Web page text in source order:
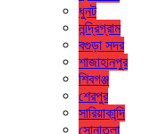
ধুনট
নন্দ্রিগ্রাম
বগুড়া সদর
শাজাহানপুর
শিবগঞ্জ
শেরপুর
সারিয়াকান্দি
সোনাতলা